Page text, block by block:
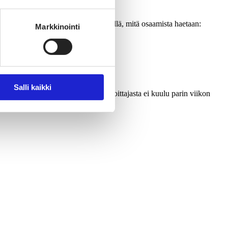
Markkinointi
Salli kaikki
pitää osata tunnistaa ja eritellä, mitä osaamista haetaan:
toista mielipidettä.
jotain lisämateriaalia. Jos sijoittajasta ei kuulu parin viikon